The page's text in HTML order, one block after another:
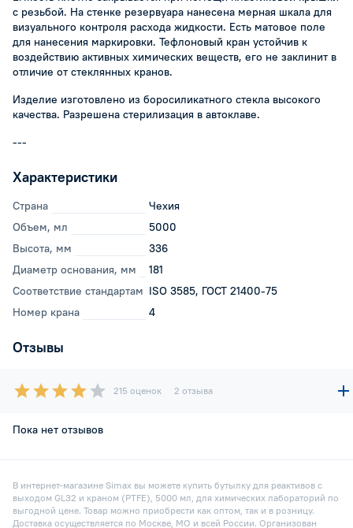
с резьбой. На стенке резервуара нанесена мерная шкала для
визуального контроля расхода жидкости. Есть матовое поле
для нанесения маркировки. Тефлоновый кран устойчив к
воздействию активных химических веществ, его не заклинит в
отличие от стеклянных кранов.
Изделие изготовлено из боросиликатного стекла высокого
качества. Разрешена стерилизация в автоклаве.
---
Характеристики
Страна
Чехия
Объем, мл
5000
Высота, мм
336
Диаметр основания, мм
181
Соответствие стандартам ISO 3585, ГОСТ 21400-75
Номер крана
4
Отзывы
215 оценок 2 отзыва
Пока нет отзывов
В интернет-магазине Simax вы можете купить бутылку для реактивов с
выходом GL32 и краном (PTFE), 5000 мл, для химических лабораторий по
выгодной цене. Товар можно приобрести как оптом, так и в розницу.
Доставка осуществляется по Москве, МО и всей России. Организован